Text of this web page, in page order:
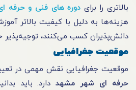
بالاتری را برای دوره های فنی و حرفه
هزینه‌ها به دلیل با کیفیت بالاتر
دانش‌پذیران کسب می‌کنند، توجیه‌پذیر
موقعیت جغرافیایی
موقعیت جغرافیایی نقش مهمی در
حرفه ای شهر مشهددارد. باید